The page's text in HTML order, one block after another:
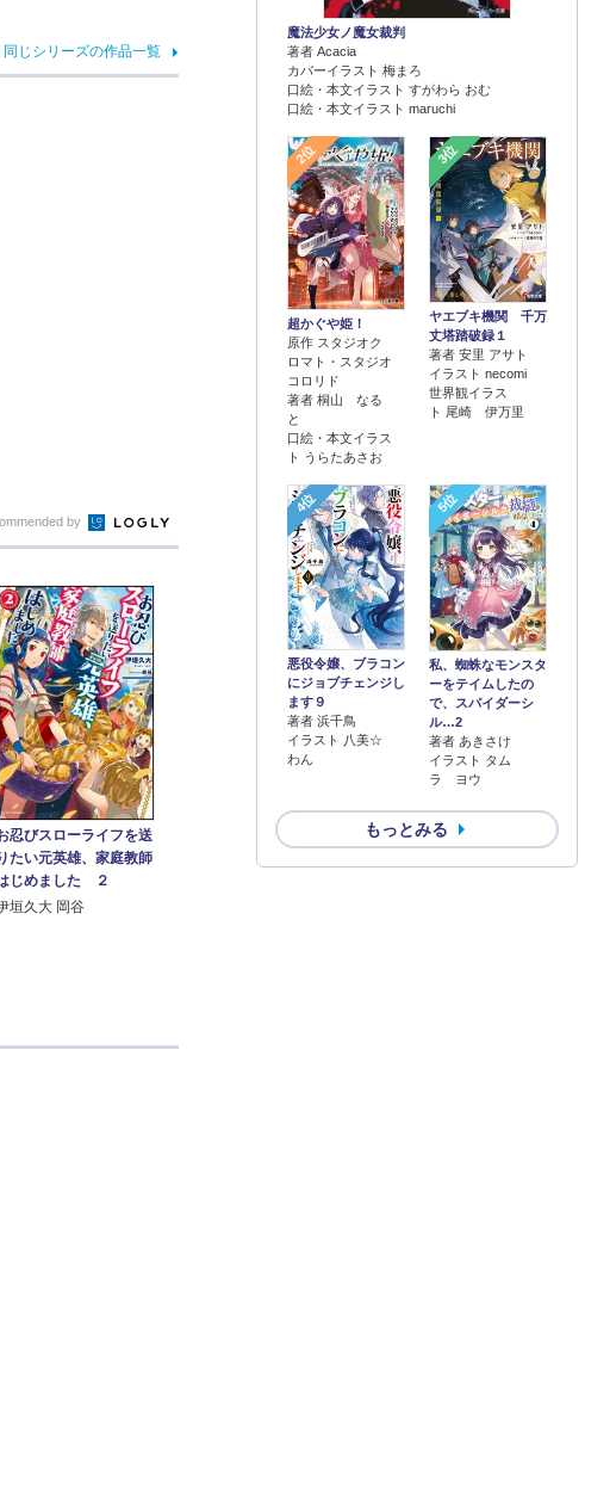
同じシリーズの作品一覧
魔法少女ノ魔女裁判
著者 Acacia
カバーイラスト 梅まろ
口絵・本文イラスト すがわら おむ
口絵・本文イラスト maruchi
2位
超かぐや姫！
原作 スタジオク
ロマト・スタジオ
コロリド
著者 桐山 なる
と
口絵・本文イラス
ト うらたあさお
3位
ヤエブキ機関 千万
丈塔踏破録１
著者 安里 アサト
イラスト necomi
世界観イラス
ト 尾崎 伊万里
4位
悪役令嬢、ブラコン
にジョブチェンジし
ます９
著者 浜千鳥
イラスト 八美☆
わん
5位
私、蜘蛛なモンスタ
ーをテイムしたの
で、スパイダーシ
ル…2
著者 あきさけ
イラスト タム
ラ ヨウ
もっとみる
by
忍びスローライフを送
たい元英雄、家庭教師
じめました ２
垣久大 岡谷